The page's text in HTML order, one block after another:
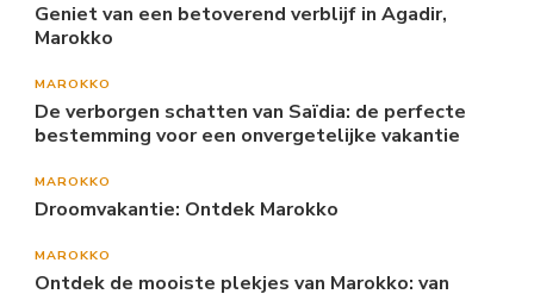
Geniet van een betoverend verblijf in Agadir,
Marokko
MAROKKO
De verborgen schatten van Saïdia: de perfecte
bestemming voor een onvergetelijke vakantie
MAROKKO
Droomvakantie: Ontdek Marokko
MAROKKO
Ontdek de mooiste plekjes van Marokko: van